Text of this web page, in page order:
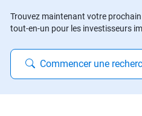
Trouvez maintenant votre
tout-en-un pour les investisseurs
Commencer une